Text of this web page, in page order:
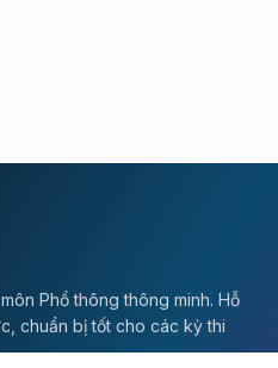
Phổ thông thông minh. Hỗ
chuẩn bị tốt cho các kỳ thi